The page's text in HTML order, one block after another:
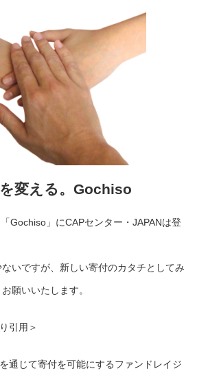
変える。Gochiso
Gochiso」にCAPセンター・JAPANは登
いですが、新しい寄付のカタチとしてみ
願いいたします。
引用＞
通じて寄付を可能にするファンドレイジ